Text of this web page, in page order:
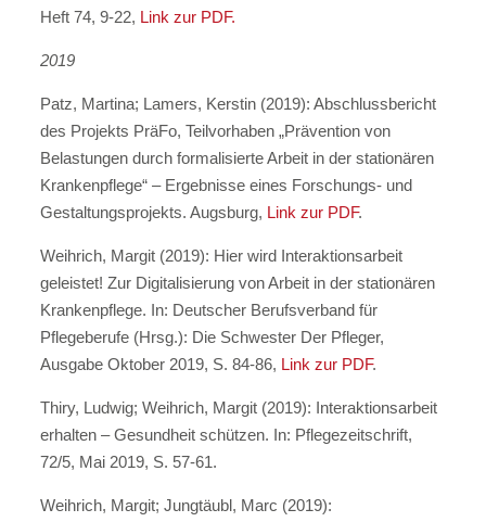
Heft 74, 9-22, Link zur PDF.
2019
Patz, Martina; Lamers, Kerstin (2019): Abschlussbericht
des Projekts PräFo, Teilvorhaben „Prävention von
Belastungen durch formalisierte Arbeit in der stationären
Krankenpflege“ – Ergebnisse eines Forschungs- und
Gestaltungsprojekts. Augsburg, Link zur PDF.
Weihrich, Margit (2019): Hier wird Interaktionsarbeit
geleistet! Zur Digitalisierung von Arbeit in der stationären
Krankenpflege. In: Deutscher Berufsverband für
Pflegeberufe (Hrsg.): Die Schwester Der Pfleger,
Ausgabe Oktober 2019, S. 84-86, Link zur PDF.
Thiry, Ludwig; Weihrich, Margit (2019): Interaktionsarbeit
erhalten – Gesundheit schützen. In: Pflegezeitschrift,
72/5, Mai 2019, S. 57-61.
Weihrich, Margit; Jungtäubl, Marc (2019):